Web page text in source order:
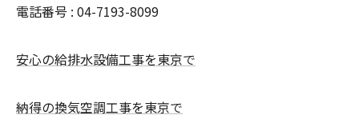
電話番号 : 04-7193-8099
安心の給排水設備工事を東京で
納得の換気空調工事を東京で